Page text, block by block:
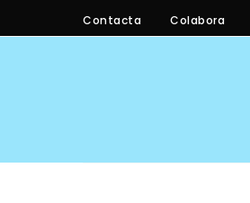
Contacta Colabora